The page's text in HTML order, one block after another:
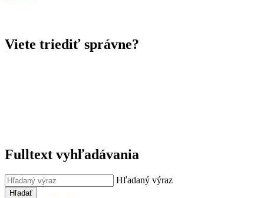
Viete triediť správne?
Fulltext vyhľadávania
Hľadaný výraz
Hľadať